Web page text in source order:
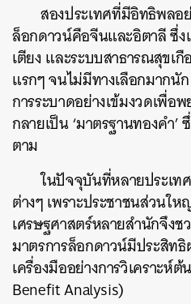
สองประเทศที่มีอิทธิพลอ
ล็อกดาวน์คือจีนและอิตาลี ซึ่
เตียง และระบบสาธารณสุขเ
แรกๆ จนไม่มีทางเลือกมากนั
การระบาดอย่างเข้มงวดเพื่อ
กลายเป็น ‘มาตรฐานทองคำ
ตาม
ในปัจจุบันที่หลายประเท
ต่างๆ เพราะประชาชนส่วน
เศรษฐศาสตร์หลายสำนักจึง
มาตรการล็อกดาวน์มีประสิท
เครื่องมืออย่างการวิเคราะห์
Benefit Analysis)